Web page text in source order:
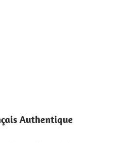
Authentique